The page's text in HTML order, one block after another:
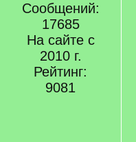
Сообщений:
17685
На сайте с
2010 г.
Рейтинг:
9081